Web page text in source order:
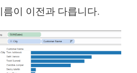
름이 이전과 다릅니다.